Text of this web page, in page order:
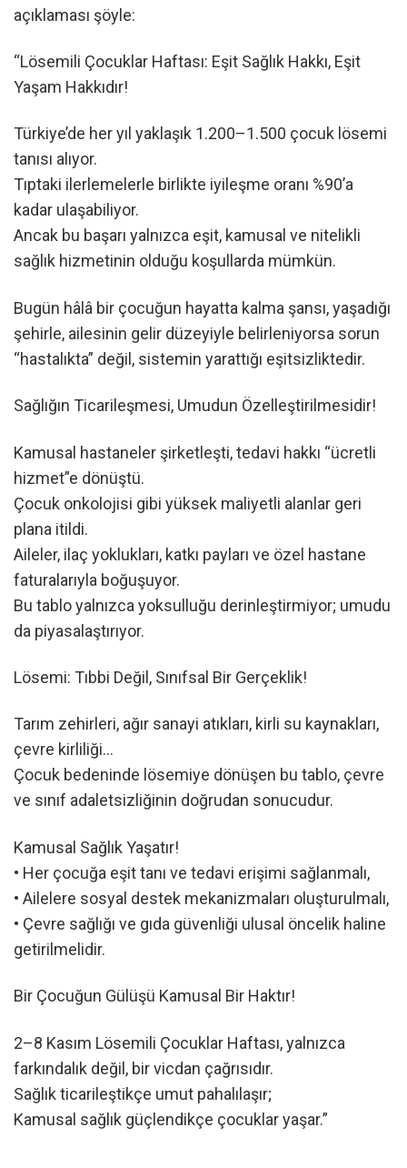
açıklaması şöyle:
“Lösemili Çocuklar Haftası: Eşit Sağlık Hakkı, Eşit
Yaşam Hakkıdır!
Türkiye’de her yıl yaklaşık 1.200–1.500 çocuk lösemi
tanısı alıyor.
Tıptaki ilerlemelerle birlikte iyileşme oranı %90’a
kadar ulaşabiliyor.
Ancak bu başarı yalnızca eşit, kamusal ve nitelikli
sağlık hizmetinin olduğu koşullarda mümkün.
Bugün hâlâ bir çocuğun hayatta kalma şansı, yaşadığı
şehirle, ailesinin gelir düzeyiyle belirleniyorsa sorun
“hastalıkta” değil, sistemin yarattığı eşitsizliktedir.
Sağlığın Ticarileşmesi, Umudun Özelleştirilmesidir!
Kamusal hastaneler şirketleşti, tedavi hakkı “ücretli
hizmet”e dönüştü.
Çocuk onkolojisi gibi yüksek maliyetli alanlar geri
plana itildi.
Aileler, ilaç yoklukları, katkı payları ve özel hastane
faturalarıyla boğuşuyor.
Bu tablo yalnızca yoksulluğu derinleştirmiyor; umudu
da piyasalaştırıyor.
Lösemi: Tıbbi Değil, Sınıfsal Bir Gerçeklik!
Tarım zehirleri, ağır sanayi atıkları, kirli su kaynakları,
çevre kirliliği…
Çocuk bedeninde lösemiye dönüşen bu tablo, çevre
ve sınıf adaletsizliğinin doğrudan sonucudur.
Kamusal Sağlık Yaşatır!
• Her çocuğa eşit tanı ve tedavi erişimi sağlanmalı,
• Ailelere sosyal destek mekanizmaları oluşturulmalı,
• Çevre sağlığı ve gıda güvenliği ulusal öncelik haline
getirilmelidir.
Bir Çocuğun Gülüşü Kamusal Bir Haktır!
2–8 Kasım Lösemili Çocuklar Haftası, yalnızca
farkındalık değil, bir vicdan çağrısıdır.
Sağlık ticarileştikçe umut pahalılaşır;
Kamusal sağlık güçlendikçe çocuklar yaşar.”